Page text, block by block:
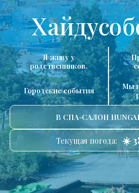
Я живу у
родственников.
Городские события
Мы
В СПА-САЛОН
Текущая погода: ☀️